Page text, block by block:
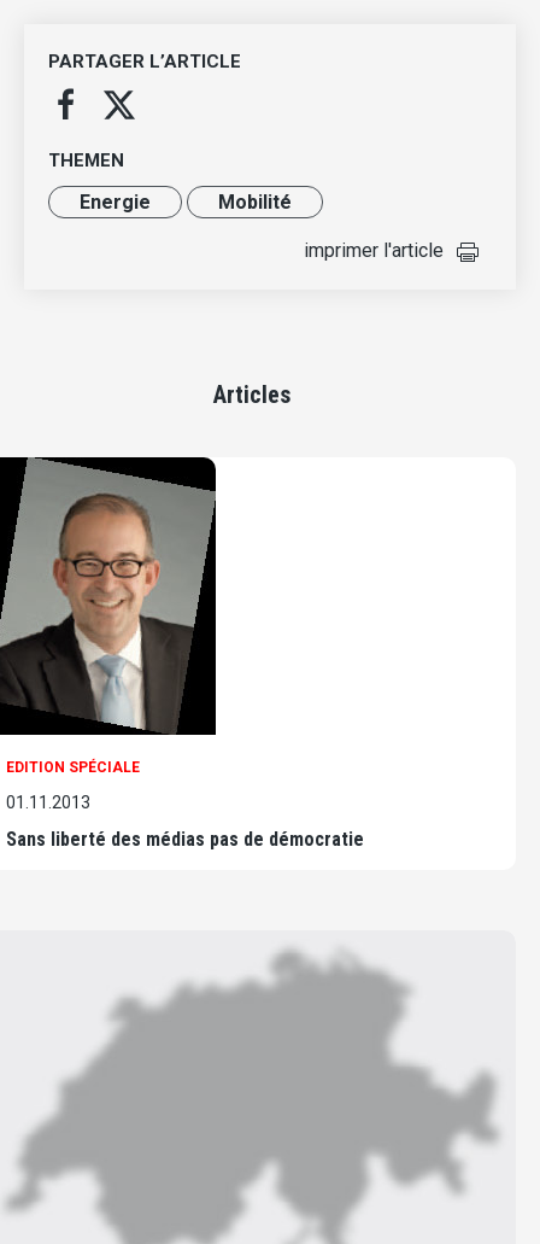
PARTAGER L’ARTICLE
THEMEN
Energie Mobilité
imprimer l'article
Articles
EDITION SPÉCIALE
01.11.2013
Sans liberté des médias pas de démocratie